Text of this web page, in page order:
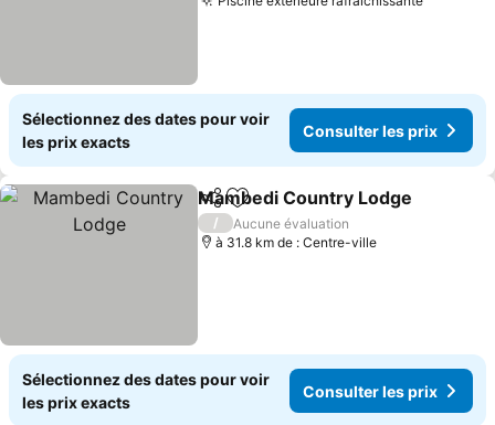
Sélectionnez des dates pour voir
les prix exacts
Consulter les prix
PartagerAjouter à mes favoris
Mambedi Country Lodge
/
Aucune évaluation
à 31.8 km de : Centre-ville
Sélectionnez des dates pour voir
les prix exacts
Consulter les prix